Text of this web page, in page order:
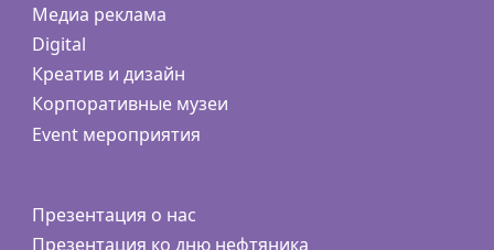
Медиа реклама
Digital
Креатив и дизайн
Корпоративные музеи
Event мероприятия
Презентация о нас
Презентация ко дню нефтяника